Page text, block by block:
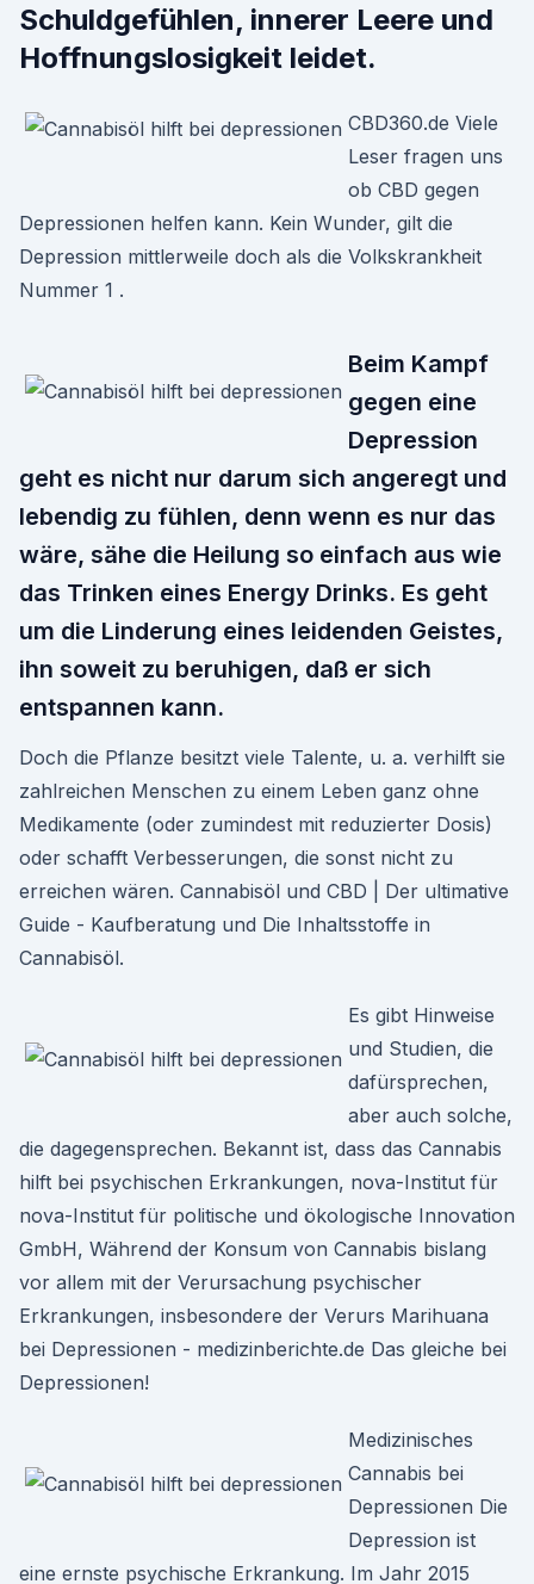
Schuldgefühlen, innerer Leere und
Hoffnungslosigkeit leidet.
CBD360.de Viele
Leser fragen uns
ob CBD gegen
Depressionen helfen kann. Kein Wunder, gilt die
Depression mittlerweile doch als die Volkskrankheit
Nummer 1 .
Beim Kampf
gegen eine
Depression
geht es nicht nur darum sich angeregt und
lebendig zu fühlen, denn wenn es nur das
wäre, sähe die Heilung so einfach aus wie
das Trinken eines Energy Drinks. Es geht
um die Linderung eines leidenden Geistes,
ihn soweit zu beruhigen, daß er sich
entspannen kann.
Doch die Pflanze besitzt viele Talente, u. a. verhilft sie
zahlreichen Menschen zu einem Leben ganz ohne
Medikamente (oder zumindest mit reduzierter Dosis)
oder schafft Verbesserungen, die sonst nicht zu
erreichen wären. Cannabisöl und CBD | Der ultimative
Guide - Kaufberatung und Die Inhaltsstoffe in
Cannabisöl.
Es gibt Hinweise
und Studien, die
dafürsprechen,
aber auch solche,
die dagegensprechen. Bekannt ist, dass das Cannabis
hilft bei psychischen Erkrankungen, nova-Institut für
nova-Institut für politische und ökologische Innovation
GmbH, Während der Konsum von Cannabis bislang
vor allem mit der Verursachung psychischer
Erkrankungen, insbesondere der Verurs Marihuana
bei Depressionen - medizinberichte.de Das gleiche bei
Depressionen!
Medizinisches
Cannabis bei
Depressionen Die
Depression ist
eine ernste psychische Erkrankung. Im Jahr 2015